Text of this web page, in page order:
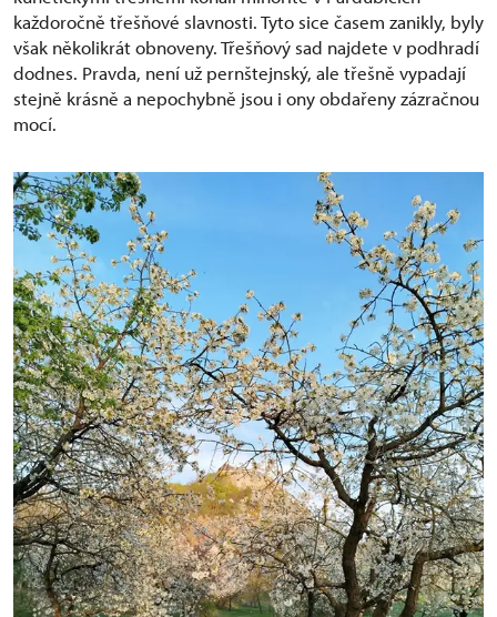
každoročně třešňové slavnosti. Tyto sice časem zanikly, byly
však několikrát obnoveny. Třešňový sad najdete v podhradí
dodnes. Pravda, není už pernštejnský, ale třešně vypadají
stejně krásně a nepochybně jsou i ony obdařeny zázračnou
mocí.